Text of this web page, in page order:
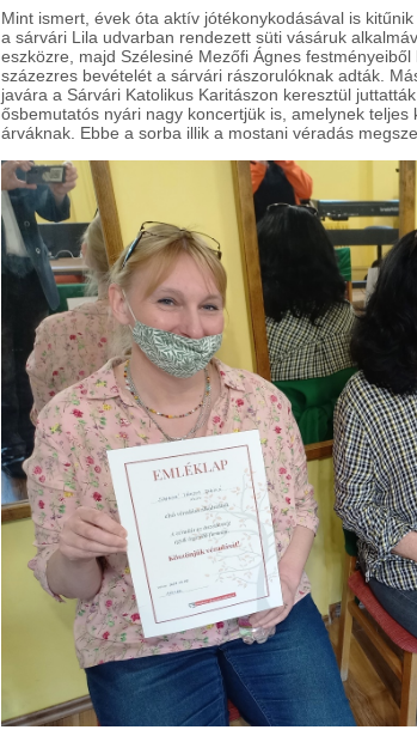
Mint ismert, évek óta aktív jótékonykodásával is
a sárvári Lila udvarban rendezett süti vásáruk
eszközre, majd Szélesiné Mezőfi Ágnes
százezres bevételét a sárvári rászorulóknak adták.
javára a Sárvári Katolikus Karitászon keresztül
ősbemutatós nyári nagy koncertjük is, amelynek
árváknak. Ebbe a sorba illik a mostani véradás